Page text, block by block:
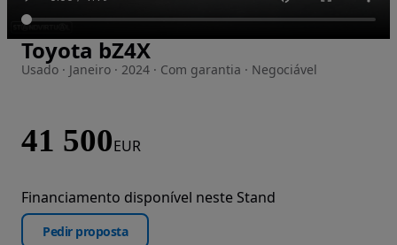
Imagem 1 de 17
Toyota bZ4X
Usado · Janeiro · 2024 · Com garantia · Negociável
41 500EUR
Financiamento disponível neste Stand
Pedir proposta